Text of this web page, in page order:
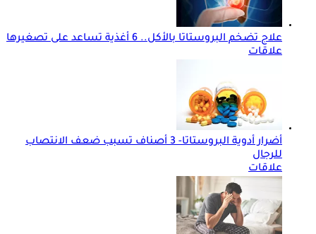
علاج تضخم البروستاتا بالأكل.. 6 أغذية تساعد على تصغيرها
علاقات
أضرار أدوية البروستاتا- 3 أصناف تسبب ضعف الانتصاب
للرجال
علاقات